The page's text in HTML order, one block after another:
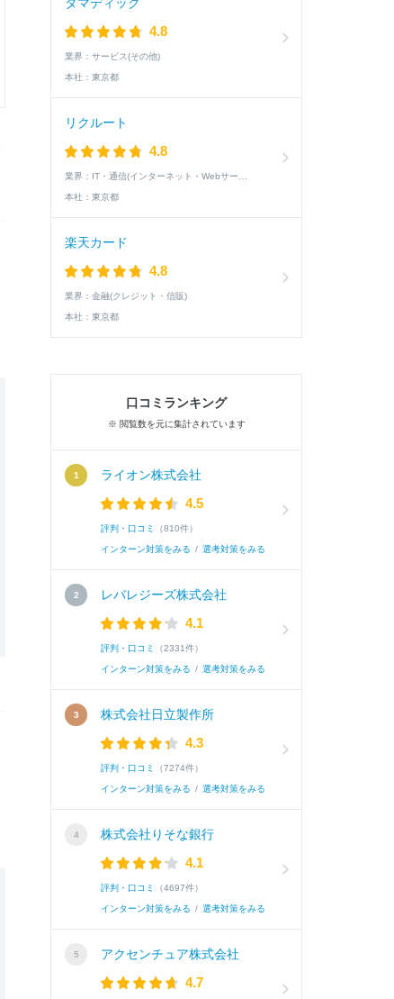
4.8
業界： サービス(その他)
本社： 東京都
リクルート
4.8
業界：
本社： 東京都
楽天カード
4.8
業界： 金融(クレジット・信販)
本社： 東京都
口コミランキング
※ 閲覧数を元に集計されています
ライオン株式会社
4.5
評判・口コミ （810件）
インターン対策をみる / 選考対策をみる
レバレジーズ株式会社
4.1
評判・口コミ （2331件）
インターン対策をみる / 選考対策をみる
株式会社日立製作所
4.3
評判・口コミ （7274件）
インターン対策をみる / 選考対策をみる
株式会社りそな銀行
4.1
評判・口コミ （4697件）
インターン対策をみる / 選考対策をみる
アクセンチュア株式会社
4.7